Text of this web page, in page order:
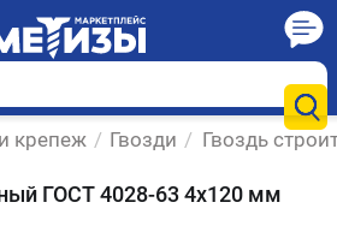
крепеж / Гвозди / Гвоздь
ГОСТ 4028-63 4х120 мм